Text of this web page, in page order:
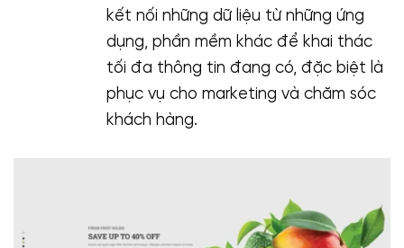
kết nối những dữ liệu từ những ứng
dụng, phần mềm khác để khai thác
tối đa thông tin đang có, đặc biệt là
phục vụ cho marketing và chăm sóc
khách hàng.